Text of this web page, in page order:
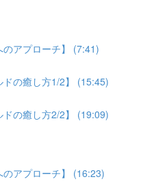
アプローチ】 (7:41)
ドの癒し方1/2】 (15:45)
ドの癒し方2/2】 (19:09)
アプローチ】 (16:23)